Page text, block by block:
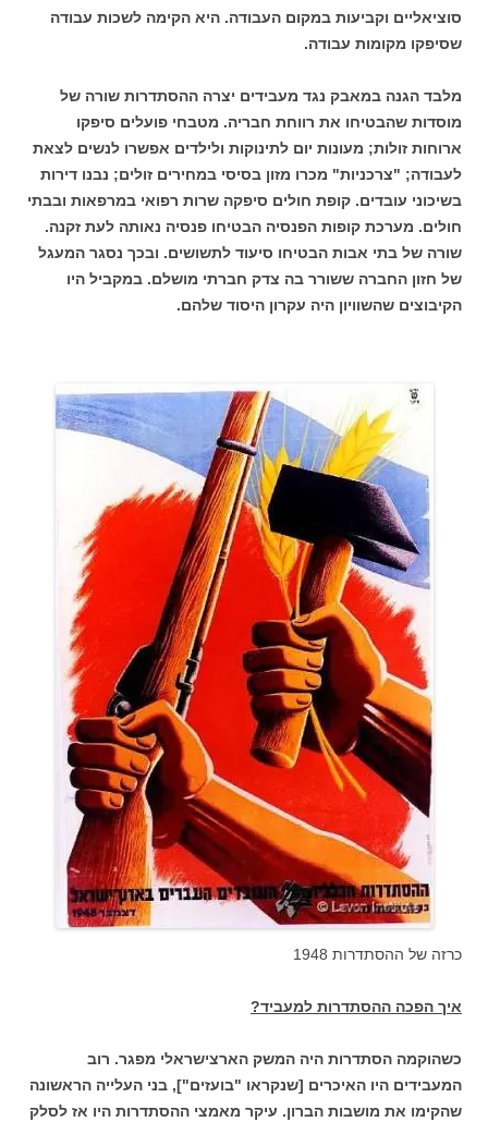
סוציאליים וקביעות במקום העבודה. היא הקימה לשכות עבודה
שסיפקו מקומות עבודה.
מלבד הגנה במאבק נגד מעבידים יצרה ההסתדרות שורה של
מוסדות שהבטיחו את רווחת חבריה. מטבחי פועלים סיפקו
ארוחות זולות; מעונות יום לתינוקות ולילדים אפשרו לנשים לצאת
לעבודה; "צרכניות" מכרו מזון בסיסי במחירים זולים; נבנו דירות
בשיכוני עובדים. קופת חולים סיפקה שרות רפואי במרפאות ובבתי
חולים. מערכת קופות הפנסיה הבטיחו פנסיה נאותה לעת זקנה.
שורה של בתי אבות הבטיחו סיעוד לתשושים. ובכך נסגר המעגל
של חזון החברה ששורר בה צדק חברתי מושלם. במקביל היו
הקיבוצים שהשוויון היה עקרון היסוד שלהם.
כרזה של ההסתדרות 1948
איך הפכה ההסתדרות למעביד?
כשהוקמה הסתדרות היה המשק הארצישראלי מפגר. רוב
המעבידים היו האיכרים [שנקראו "בועזים"], בני העלייה הראשונה
שהקימו את מושבות הברון. עיקר מאמצי ההסתדרות היו אז לסלק